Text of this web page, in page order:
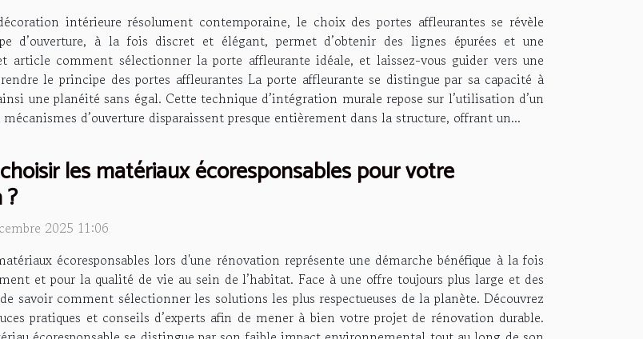
intérieure résolument contemporaine, le choix des portes affleurantes se révèle
d’ouverture, à la fois discret et élégant, permet d’obtenir des lignes épurées et une
article comment sélectionner la porte affleurante idéale, et laissez-vous guider vers une
le principe des portes affleurantes La porte affleurante se distingue par sa capacité à
une planéité sans égal. Cette technique d’intégration murale repose sur l’utilisation d’un
d’ouverture disparaissent presque entièrement dans la structure, offrant un...
les matériaux écoresponsables pour votre
2025 11:06
écoresponsables lors d'une rénovation représente une démarche bénéfique à la fois
et pour la qualité de vie au sein de l’habitat. Face à une offre toujours plus large et des
savoir comment sélectionner les solutions les plus respectueuses de la planète. Découvrez
pratiques et conseils d’experts afin de mener à bien votre projet de rénovation durable.